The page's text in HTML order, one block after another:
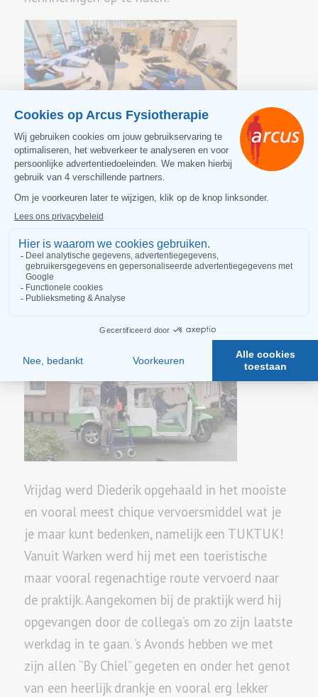
Donderdagavond mocht Diederik zijn laatste
Medisch Fit groepen draaien en wat is nu leuker
dan dit af te sluiten met je vrienden en familie.
In meest prachtige sport-outfits kwamen zij
afgemat tijdens onder andere het
buikspierkwartier. De vraag is of de sporters of
Diederik hierbij de meeste zweetdruppels hebben
Vrijdag werd Diederik opgehaald in het mooiste
en vooral meest chique vervoersmiddel wat je
je maar kunt bedenken, namelijk een TUKTUK!
Vanuit Warken werd hij met een toeristische
maar vooral regenachtige route vervoerd naar
de praktijk. Aangekomen bij de praktijk werd hij
opgevangen door de collega’s om zo zijn laatste
werkdag in te gaan. ’s Avonds hebben we met
zijn allen ‘’By Chiel’’ gegeten en onder het genot
van een heerlijk drankje en vooral erg lekker